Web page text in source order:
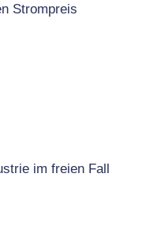
Strompreis
im freien Fall